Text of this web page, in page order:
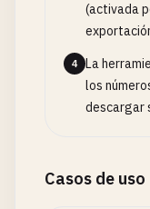
(activada
4
La
los
descargar
Casos de uso